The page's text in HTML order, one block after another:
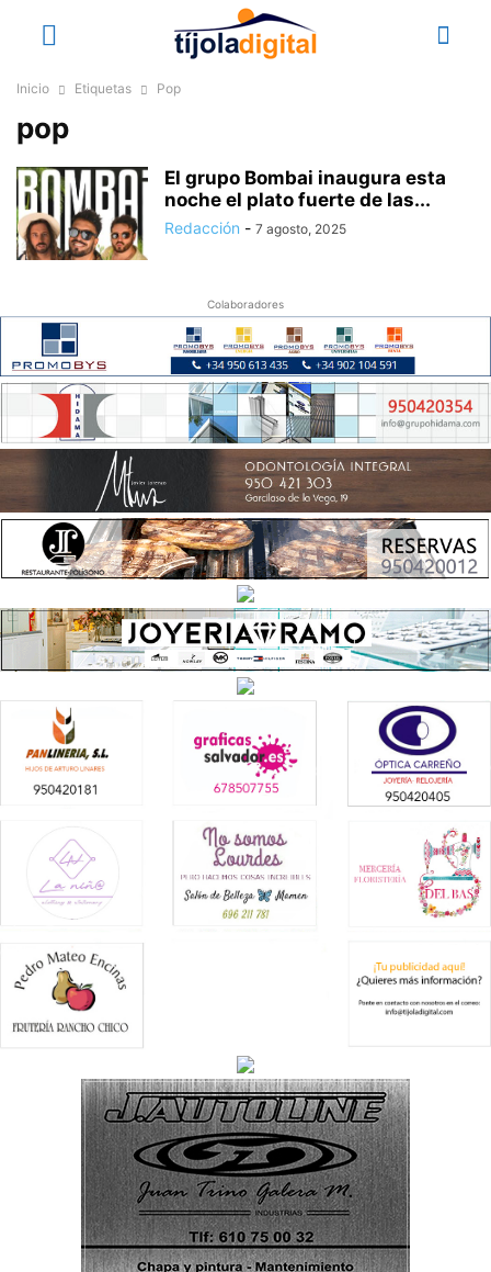
Inicio Etiquetas Pop
pop
El grupo Bombai inaugura esta
noche el plato fuerte de las...
Redacción - 7 agosto, 2025
Colaboradores